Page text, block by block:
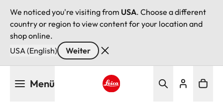
We noticed you're visiting from USA. Choose a different
country or region to view content for your location and
shop online.
USA (English)
Weiter
Menü